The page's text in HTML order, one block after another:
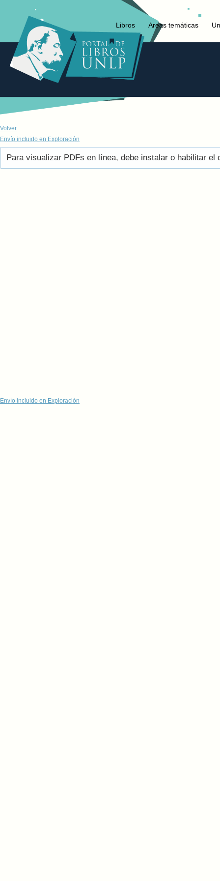
Libros Areas temáticas
Volver
Envío incluido en Exploración
Para visualizar PDFs en línea, debe instalar o habilitar el
Envío incluido en Exploración